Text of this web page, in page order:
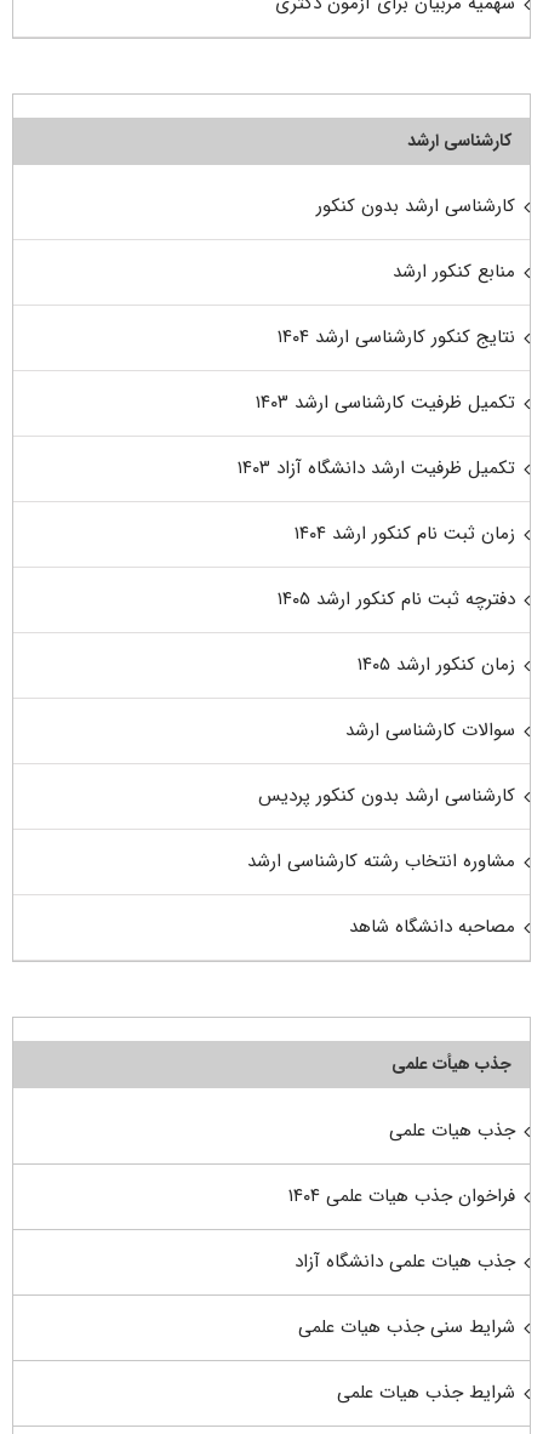
کارشناسی ارشد
کارشناسی ارشد بدون کنکور
منابع کنکور ارشد
نتایج کنکور کارشناسی ارشد ۱۴۰۴
تکمیل ظرفیت کارشناسی ارشد ۱۴۰۳
تکمیل ظرفیت ارشد دانشگاه آزاد ۱۴۰۳
زمان ثبت نام کنکور ارشد ۱۴۰۴
دفترچه ثبت نام کنکور ارشد ۱۴۰۵
زمان کنکور ارشد ۱۴۰۵
سوالات کارشناسی ارشد
کارشناسی ارشد بدون کنکور پردیس
مشاوره انتخاب رشته کارشناسی ارشد
مصاحبه دانشگاه شاهد
جذب هیأت علمی
جذب هیات علمی
فراخوان جذب هیات علمی ۱۴۰۴
جذب هیات علمی دانشگاه آزاد
شرایط سنی جذب هیات علمی
شرایط جذب هیات علمی